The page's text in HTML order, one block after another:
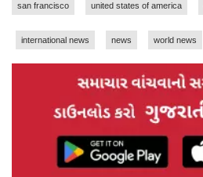
san francisco united states of america
international news news world news